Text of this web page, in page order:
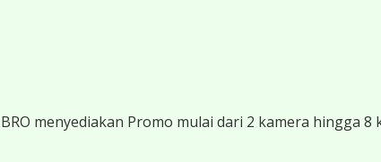
menyediakan Promo mulai dari 2 kamera hingga 8